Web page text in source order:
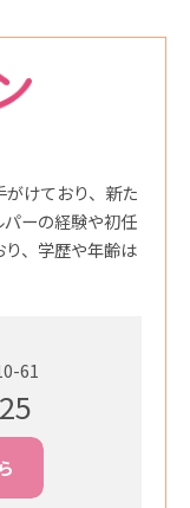
けており、新た
ーの経験や初任
、学歴や年齢は
61